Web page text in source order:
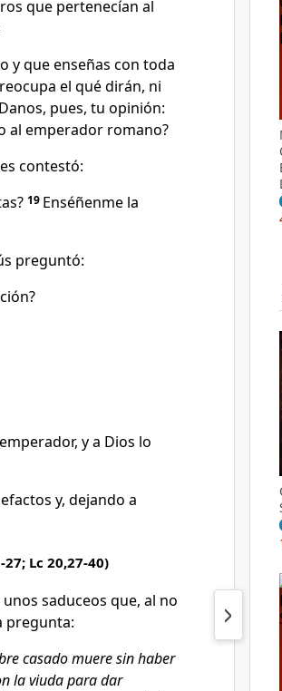
que pertenecían al
y que enseñas con toda
el qué dirán, ni
Danos, pues, tu opinión:
al emperador romano?
contestó:
19 Enséñenme la
preguntó:
y a Dios lo
y, dejando a
Lc 20,27-40)
saduceos que, al no
pregunta:
casado muere sin haber
la viuda para dar